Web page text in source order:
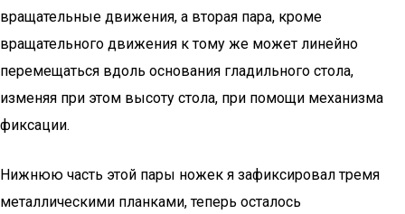
вращательные движения, а вторая пара, кроме
вращательного движения к тому же может линейно
перемещаться вдоль основания гладильного стола,
изменяя при этом высоту стола, при помощи механизма
фиксации.
Нижнюю часть этой пары ножек я зафиксировал тремя
металлическими планками, теперь осталось